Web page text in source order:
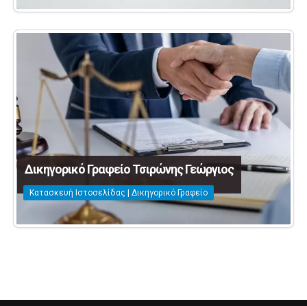
Δικηγορικό Γραφείο Τσιρώνης Γεώργιος
Κατασκευή Ιστοσελίδας | Δικηγορικό Γραφείο